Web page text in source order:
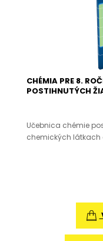
CHÉMIA PRE 8.
POSTIHNUTÝCH
Učebnica chémie
chemických látkach